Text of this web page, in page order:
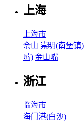
上海
上海市
佘山 崇明(南堡镇)
嘴) 金山嘴
浙江
临海市
海门港(白沙)